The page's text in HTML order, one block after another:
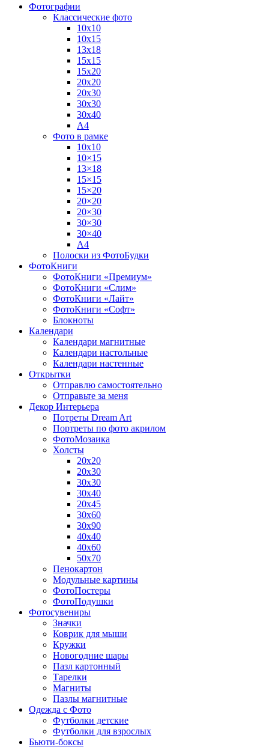
Фотографии
Классические фото
10х10
10х15
13х18
15х15
15х20
20х20
20х30
30х30
30х40
А4
Фото в рамке
10х10
10×15
13×18
15×15
15×20
20×20
20×30
30×30
30×40
A4
Полоски из ФотоБудки
ФотоКниги
ФотоКниги «Премиум»
ФотоКниги «Слим»
ФотоКниги «Лайт»
ФотоКниги «Софт»
Блокноты
Календари
Календари магнитные
Календари настольные
Календари настенные
Открытки
Отправлю самостоятельно
Отправьте за меня
Декор Интерьера
Потреты Dream Art
Портреты по фото акрилом
ФотоМозаика
Холсты
20х20
20х30
30х30
30х40
20х45
30х60
30х90
40х40
40х60
50х70
Пенокартон
Модульные картины
ФотоПостеры
ФотоПодушки
Фотоcувениры
Значки
Коврик для мыши
Кружки
Новогодние шары
Пазл картонный
Тарелки
Магниты
Пазлы магнитные
Одежда с Фото
Футболки детские
Футболки для взрослых
Бьюти-боксы